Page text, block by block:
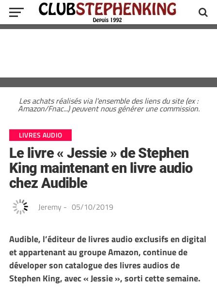
Les achats réalisés via l'ensemble des liens du site (ex :
Amazon/Fnac...) peuvent nous générer une commission.
LIVRES AUDIO
Le livre « Jessie » de Stephen
King maintenant en livre audio
chez Audible
Jeremy - 05/10/2019
Audible, l’éditeur de livres audio exclusifs en digital
et appartenant au groupe Amazon, continue de
déveloper son catalogue des livres audios de
Stephen King, avec « Jessie », sorti cette semaine.